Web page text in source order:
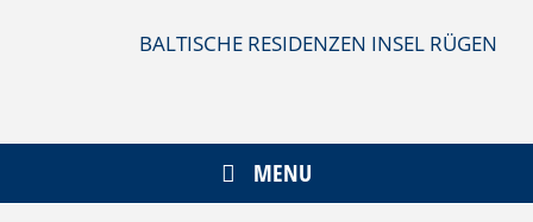
BALTISCHE RESIDENZEN INSEL RÜGEN
MENU